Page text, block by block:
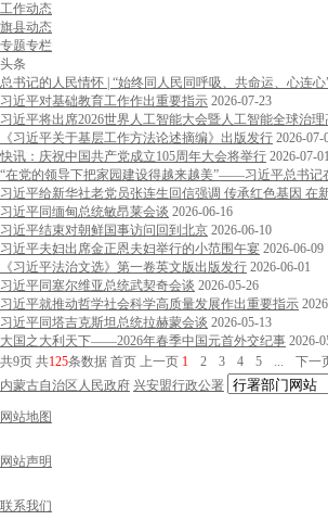
工作动态
旗县动态
专题专栏
头条
总书记的人民情怀 | “始终同人民同呼吸、共命运、心连心
习近平对基础教育工作作出重要指示 2026-07-23
习近平将出席2026世界人工智能大会暨人工智能全球治
《习近平关于基层工作方法论述摘编》出版发行 2026-07-
快讯：庆祝中国共产党成立105周年大会将举行 2026-07-01
“在党的领导下把家园建设得越来越美”——习近平总书记
习近平给新华社老党员张连生回信强调 传承红色基因 在
习近平同缅甸总统敏昂莱会谈 2026-06-16
习近平结束对朝鲜国事访问回到北京 2026-06-10
习近平夫妇出席金正恩夫妇举行的小范围午宴 2026-06-09
《习近平法治文选》第一卷英文版出版发行 2026-06-01
习近平同塞尔维亚总统武契奇会谈 2026-05-26
习近平就推动哲学社会科学高质量发展作出重要指示
习近平同塔吉克斯坦总统拉赫蒙会谈 2026-05-13
大国之大利天下——2026年春季中国元首外交纪事 2026-
共9页 共125条数据 首页 上一页 1 2 3 4 5 ... 下一
内蒙古自治区人民政府 兴安盟行政公署
网站地图
网站声明
联系我们